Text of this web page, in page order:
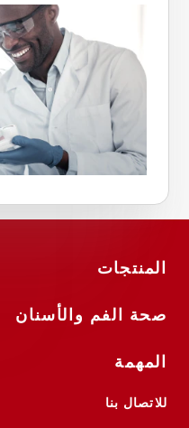
المنتجات
صحة الفم والأسنان
المهمة
للاتصال بنا